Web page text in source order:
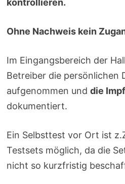
kontrollieren.
Ohne Nachweis kein
Im Eingangsbereich der
Betreiber die persönlichen
aufgenommen und die
dokumentiert.
Ein Selbsttest vor Ort ist
Testsets möglich, da die
nicht so kurzfristig